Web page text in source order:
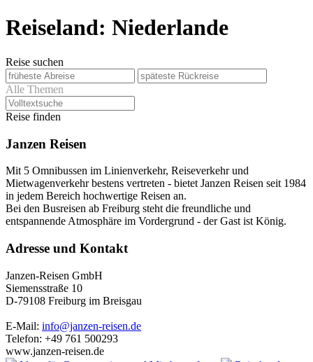
Reiseland: Niederlande
Reise suchen
Alle Themen
Reise finden
Janzen Reisen
Mit 5 Omnibussen im Linienverkehr, Reiseverkehr und
Mietwagenverkehr bestens vertreten - bietet Janzen Reisen seit 1984
in jedem Bereich hochwertige Reisen an.
Bei den Busreisen ab Freiburg steht die freundliche und
entspannende Atmosphäre im Vordergrund - der Gast ist König.
Adresse und Kontakt
Janzen-Reisen GmbH
Siemensstraße 10
D-79108 Freiburg im Breisgau
E-Mail: info@janzen-reisen.de
Telefon: +49 761 500293
www.janzen-reisen.de